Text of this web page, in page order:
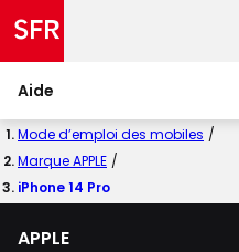
Aide
Mode d’emploi des mobiles
Marque APPLE
iPhone 14 Pro
APPLE